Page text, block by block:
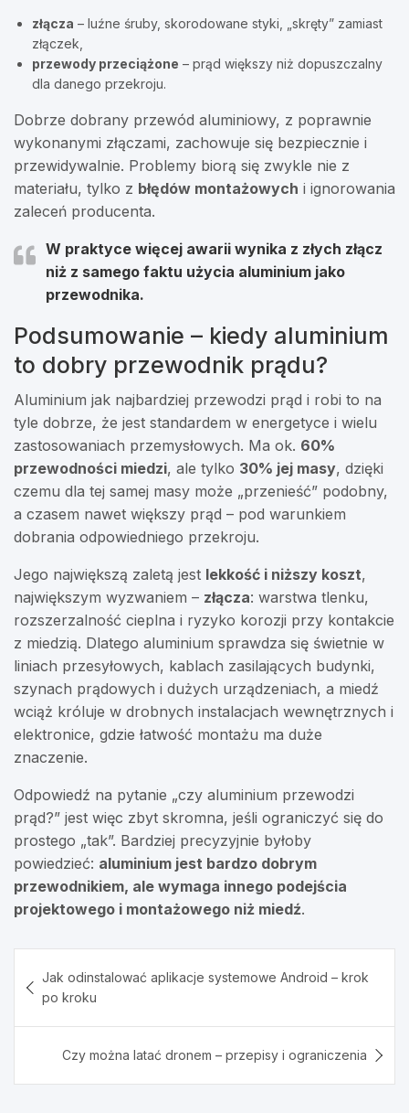
złącza – luźne śruby, skorodowane styki, „skręty” zamiast
złączek,
przewody przeciążone – prąd większy niż dopuszczalny
dla danego przekroju.
Dobrze dobrany przewód aluminiowy, z poprawnie
wykonanymi złączami, zachowuje się bezpiecznie i
przewidywalnie. Problemy biorą się zwykle nie z
materiału, tylko z błędów montażowych i ignorowania
zaleceń producenta.
W praktyce więcej awarii wynika z złych złącz
niż z samego faktu użycia aluminium jako
przewodnika.
Podsumowanie – kiedy aluminium
to dobry przewodnik prądu?
Aluminium jak najbardziej przewodzi prąd i robi to na
tyle dobrze, że jest standardem w energetyce i wielu
zastosowaniach przemysłowych. Ma ok. 60%
przewodności miedzi, ale tylko 30% jej masy, dzięki
czemu dla tej samej masy może „przenieść” podobny,
a czasem nawet większy prąd – pod warunkiem
dobrania odpowiedniego przekroju.
Jego największą zaletą jest lekkość i niższy koszt,
największym wyzwaniem – złącza: warstwa tlenku,
rozszerzalność cieplna i ryzyko korozji przy kontakcie
z miedzią. Dlatego aluminium sprawdza się świetnie w
liniach przesyłowych, kablach zasilających budynki,
szynach prądowych i dużych urządzeniach, a miedź
wciąż króluje w drobnych instalacjach wewnętrznych i
elektronice, gdzie łatwość montażu ma duże
znaczenie.
Odpowiedź na pytanie „czy aluminium przewodzi
prąd?” jest więc zbyt skromna, jeśli ograniczyć się do
prostego „tak”. Bardziej precyzyjnie byłoby
powiedzieć: aluminium jest bardzo dobrym
przewodnikiem, ale wymaga innego podejścia
projektowego i montażowego niż miedź.
wpisu
Jak odinstalować aplikacje systemowe Android – krok
po kroku
Czy można latać dronem – przepisy i ograniczenia